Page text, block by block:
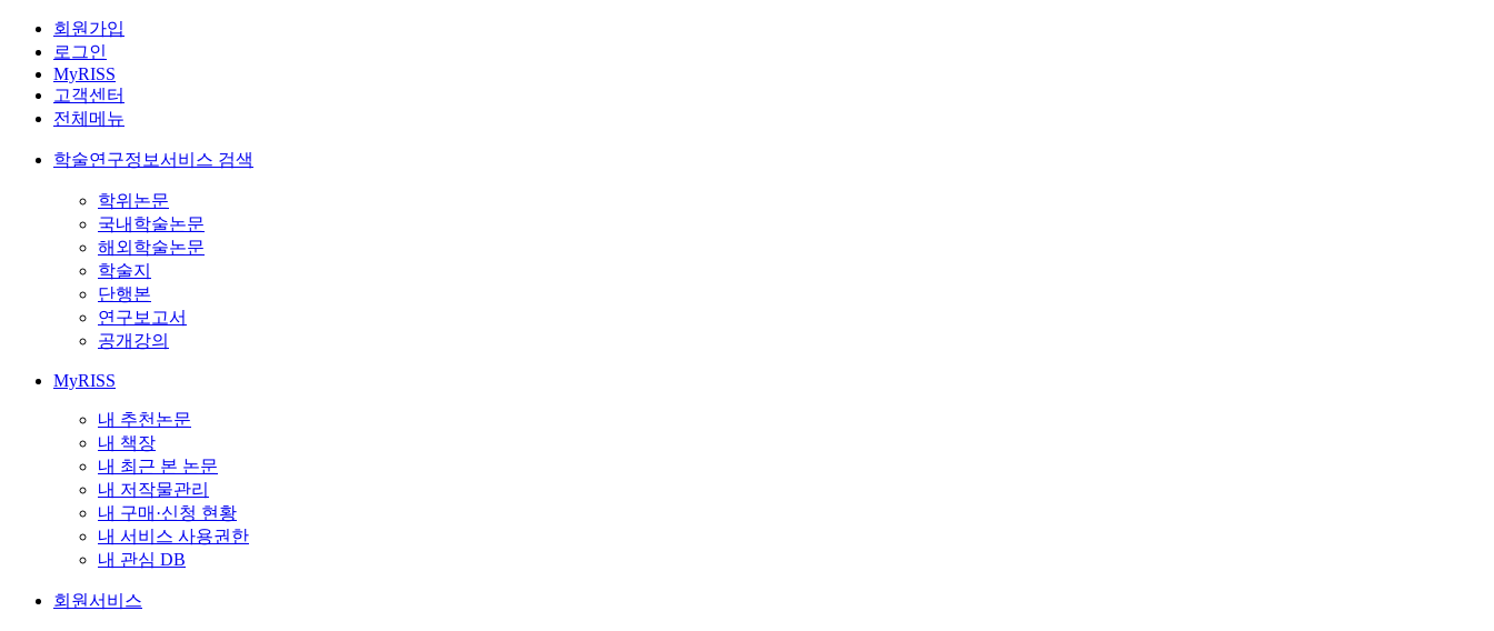
회원가입
로그인
MyRISS
고객센터
전체메뉴
학술연구정보서비스 검색
학위논문
국내학술논문
해외학술논문
학술지
단행본
연구보고서
공개강의
MyRISS
내 추천논문
내 책장
내 최근 본 논문
내 저작물관리
내 구매·신청 현황
내 서비스 사용권한
내 관심 DB
회원서비스